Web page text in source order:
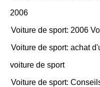
2006
Voiture de sport: 2006
Voiture de sport: achat
voiture de sport
Voiture de sport: